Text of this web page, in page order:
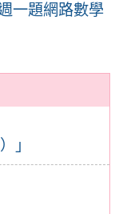
」
一題網路數學